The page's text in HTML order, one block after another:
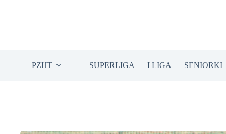
PZHT SUPERLIGA I LIGA SENIORKI